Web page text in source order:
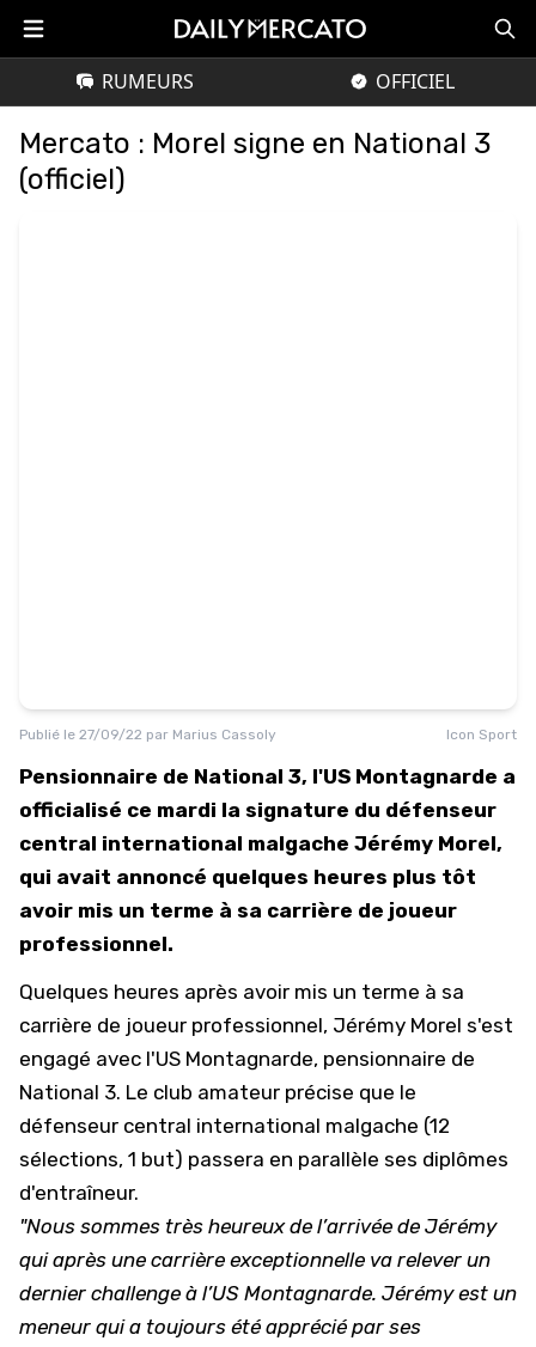
RUMEURS OFFICIEL
Mercato : Morel signe en National 3
(officiel)
Publié le 27/09/22 par Marius Cassoly Icon Sport
Pensionnaire de National 3, l'US Montagnarde a
officialisé ce mardi la signature du défenseur
central international malgache Jérémy Morel,
qui avait annoncé quelques heures plus tôt
avoir mis un terme à sa carrière de joueur
professionnel.
Quelques heures après avoir mis un terme à sa
carrière de joueur professionnel, Jérémy Morel s'est
engagé avec l'US Montagnarde, pensionnaire de
National 3. Le club amateur précise que le
défenseur central international malgache (12
sélections, 1 but) passera en parallèle ses diplômes
d'entraîneur.
"Nous sommes très heureux de l’arrivée de Jérémy
qui après une carrière exceptionnelle va relever un
dernier challenge à l’US Montagnarde. Jérémy est un
meneur qui a toujours été apprécié par ses